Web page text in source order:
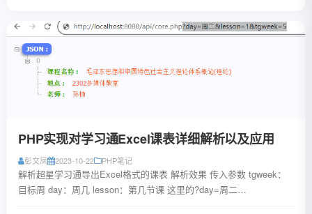
PHP实现对学习通Excel课表详细解析以及应用
彭文凤 2023-10-22 PHP笔记
解析超星学习通导出Excel格式的课表 解析效果 传入参数 tgweek：
目标周 day：周几 lesson：第几节课 这里的?day=周二